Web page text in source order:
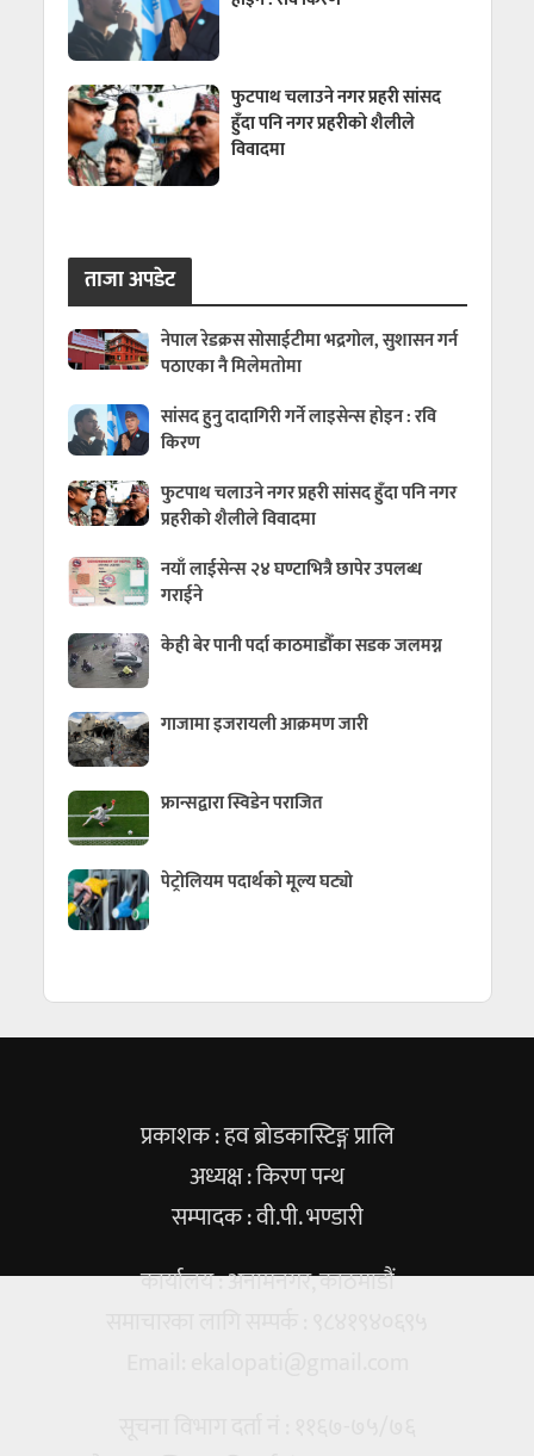
फुटपाथ चलाउने नगर प्रहरी सांसद
हुँदा पनि नगर प्रहरीको शैलीले
विवादमा
ताजा अपडेट
नेपाल रेडक्रस सोसाईटीमा भद्रगोल, सुशासन गर्न
पठाएका नै मिलेमतोमा
सांसद हुनु दादागिरी गर्ने लाइसेन्स होइन : रवि
किरण
फुटपाथ चलाउने नगर प्रहरी सांसद हुँदा पनि नगर
प्रहरीको शैलीले विवादमा
नयाँ लाईसेन्स २४ घण्टाभित्रै छापेर उपलब्ध
गराईने
केही बेर पानी पर्दा काठमाडौँका सडक जलमग्न
गाजामा इजरायली आक्रमण जारी
फ्रान्सद्वारा स्विडेन पराजित
पेट्रोलियम पदार्थको मूल्य घट्यो
प्रकाशक : हव ब्रोडकास्टिङ्ग प्रालि
अध्यक्ष : किरण पन्थ
सम्पादक : वी.पी. भण्डारी
कार्यालय : अनामनगर, काठमाडौं